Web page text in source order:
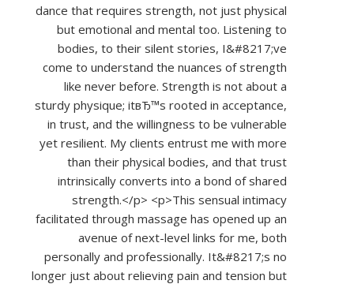
dance that requires strength, not just physical
but emotional and mental too. Listening to
bodies, to their silent stories, I&#8217;ve
come to understand the nuances of strength
like never before. Strength is not about a
sturdy physique; itвЂ™s rooted in acceptance,
in trust, and the willingness to be vulnerable
yet resilient. My clients entrust me with more
than their physical bodies, and that trust
intrinsically converts into a bond of shared
strength.</p> <p>This sensual intimacy
facilitated through massage has opened up an
avenue of next-level links for me, both
personally and professionally. It&#8217;s no
longer just about relieving pain and tension but